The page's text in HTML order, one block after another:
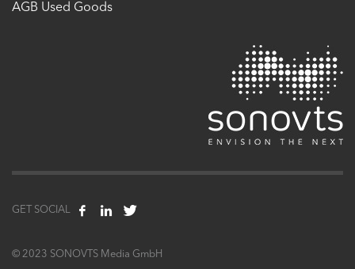
AGB Used Goods
GET SOCIAL
© 2023 SONOVTS Media GmbH